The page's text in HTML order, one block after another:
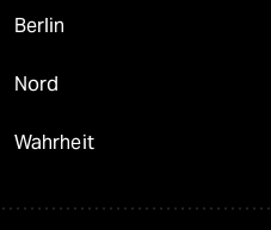
Berlin
Nord
Wahrheit